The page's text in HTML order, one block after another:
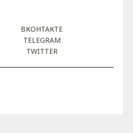
ВКОНТАКТЕ
TELEGRAM
TWITTER